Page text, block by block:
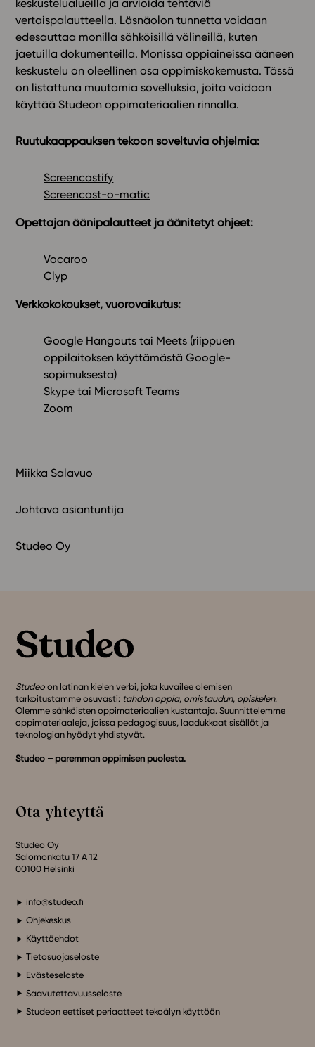
keskustelualueilla ja arvioida tehtäviä
vertaispalautteella. Läsnäolon tunnetta voidaan
edesauttaa monilla sähköisillä välineillä, kuten
jaetuilla dokumenteilla. Monissa oppiaineissa ääneen
keskustelu on oleellinen osa oppimiskokemusta. Tässä
on listattuna muutamia sovelluksia, joita voidaan
käyttää Studeon oppimateriaalien rinnalla.
Ruutukaappauksen tekoon soveltuvia ohjelmia:
Screencastify
Screencast-o-matic
Opettajan äänipalautteet ja äänitetyt ohjeet:
Vocaroo
Clyp
Verkkokokoukset, vuorovaikutus:
Google Hangouts tai Meets (riippuen
oppilaitoksen käyttämästä Google-
sopimuksesta)
Skype tai Microsoft Teams
Zoom
Miikka Salavuo
Johtava asiantuntija
Studeo Oy
Studeo on latinan kielen verbi, joka kuvailee olemisen
tarkoitustamme osuvasti: tahdon oppia, omistaudun, opiskelen.
Olemme sähköisten oppimateriaalien kustantaja. Suunnittelemme
oppimateriaaleja, joissa pedagogisuus, laadukkaat sisällöt ja
teknologian hyödyt yhdistyvät.
Studeo – paremman oppimisen puolesta.
Ota yhteyttä
Studeo Oy
Salomonkatu 17 A 12
00100 Helsinki
info@studeo.fi
Ohjekeskus
Käyttöehdot
Tietosuojaseloste
Evästeseloste
Saavutettavuusseloste
Studeon eettiset periaatteet tekoälyn käyttöön